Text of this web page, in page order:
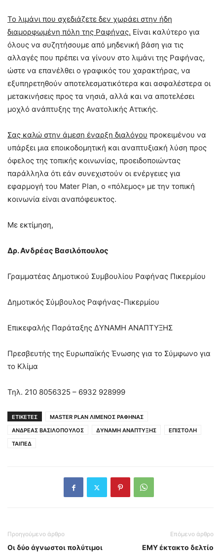
Το λιμάνι που σχεδιάζετε δεν χωράει στην ήδη
διαμορφωμένη πόλη της Ραφήνας. Είναι καλύτερο για
όλους να συζητήσουμε από μηδενική βάση για τις
αλλαγές που πρέπει να γίνουν στο λιμάνι της Ραφήνας,
ώστε να επανέλθει ο γραφικός του χαρακτήρας, να
εξυπηρετηθούν αποτελεσματικότερα και ασφαλέστερα οι
μετακινήσεις προς τα νησιά, αλλά και να αποτελέσει
μοχλό ανάπτυξης της Ανατολικής Αττικής.​
Σας καλώ στην άμεση έναρξη διαλόγου προκειμένου να
υπάρξει μια εποικοδομητική και αναπτυξιακή λύση προς
όφελος της τοπικής κοινωνίας, προειδοποιώντας
παράλληλα ότι εάν συνεχιστούν οι ενέργειες για
εφαρμογή του Mater Plan, ο «πόλεμος» με την τοπική
κοινωνία είναι αναπόφευκτος.​
Με εκτίμηση,
Δρ. Ανδρέας Βασιλόπουλος
Γραμματέας Δημοτικού Συμβουλίου Ραφήνας Πικερμίου
Δημοτικός Σύμβουλος Ραφήνας-Πικερμίου
Επικεφαλής Παράταξης ΔΥΝΑΜΗ ΑΝΑΠΤΥΞΗΣ
Πρεσβευτής της Ευρωπαϊκής Ένωσης για το Σύμφωνο για
το Κλίμα
Τηλ. 210 8056325 – 6932 928999
ΕΤΙΚΕΤΕΣ
MASTER PLAN ΛΙΜΕΝΟΣ ΡΑΦΗΝΑΣ
ΑΝΔΡΕΑΣ ΒΑΣΙΛΟΠΟΥΛΟΣ
ΔΥΝΑΜΗ ΑΝΑΠΤΥΞΗΣ
ΕΠΙΣΤΟΛΗ
ΤΑΙΠΕΔ
Προηγούμενο άρθρο
Οι δύο άγνωστοι πολύτιμοι
Επόμενο άρθρο
ΕΜΥ έκτακτο δελτίο